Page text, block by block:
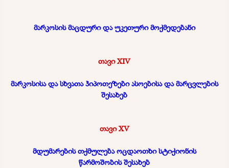
მარკოსის მაცდური და უკეთური მოქმედებანი
თავი XIV
მარკოსისა და სხვათა ჰიპოთეზები ასოებისა და მარცვლების
შესახებ
თავი XV
მდუმარების თქმულება ოცდაოთხი სტიქიონის
წარმოშობის შესახებ